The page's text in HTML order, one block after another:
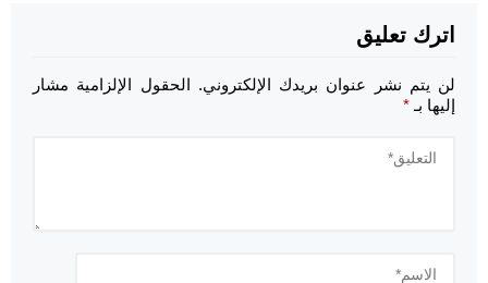
اترك تعليق
لن يتم نشر عنوان بريدك الإلكتروني. الحقول الإلزامية مشار
إليها بـ*